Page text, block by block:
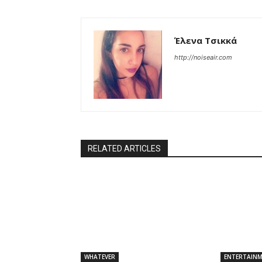
Έλενα Τσικκά
http://noiseair.com
RELATED ARTICLES
WHATEVER